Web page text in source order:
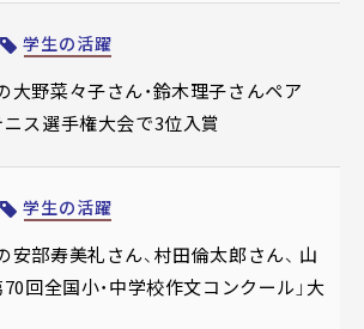
学生の活躍
大野菜々子さん・鈴木理子さんペア
ニス選手権大会で3位入賞
学生の活躍
部寿美礼さん、村田倫太郎さん、 山
回全国小・中学校作文コンクール」大